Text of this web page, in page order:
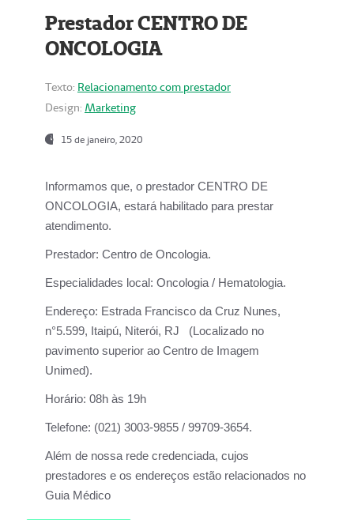
Prestador CENTRO DE
ONCOLOGIA
Texto: Relacionamento com prestador
Design: Marketing
15 de janeiro, 2020
Informamos que, o prestador CENTRO DE
ONCOLOGIA, estará habilitado para prestar
atendimento.
Prestador: Centro de Oncologia.
Especialidades local: Oncologia / Hematologia.
Endereço: Estrada Francisco da Cruz Nunes,
n°5.599, Itaipú, Niterói, RJ (Localizado no
pavimento superior ao Centro de Imagem
Unimed).
Horário: 08h às 19h
Telefone: (021) 3003-9855 / 99709-3654.
Além de nossa rede credenciada, cujos
prestadores e os endereços estão relacionados no
Guia Médico